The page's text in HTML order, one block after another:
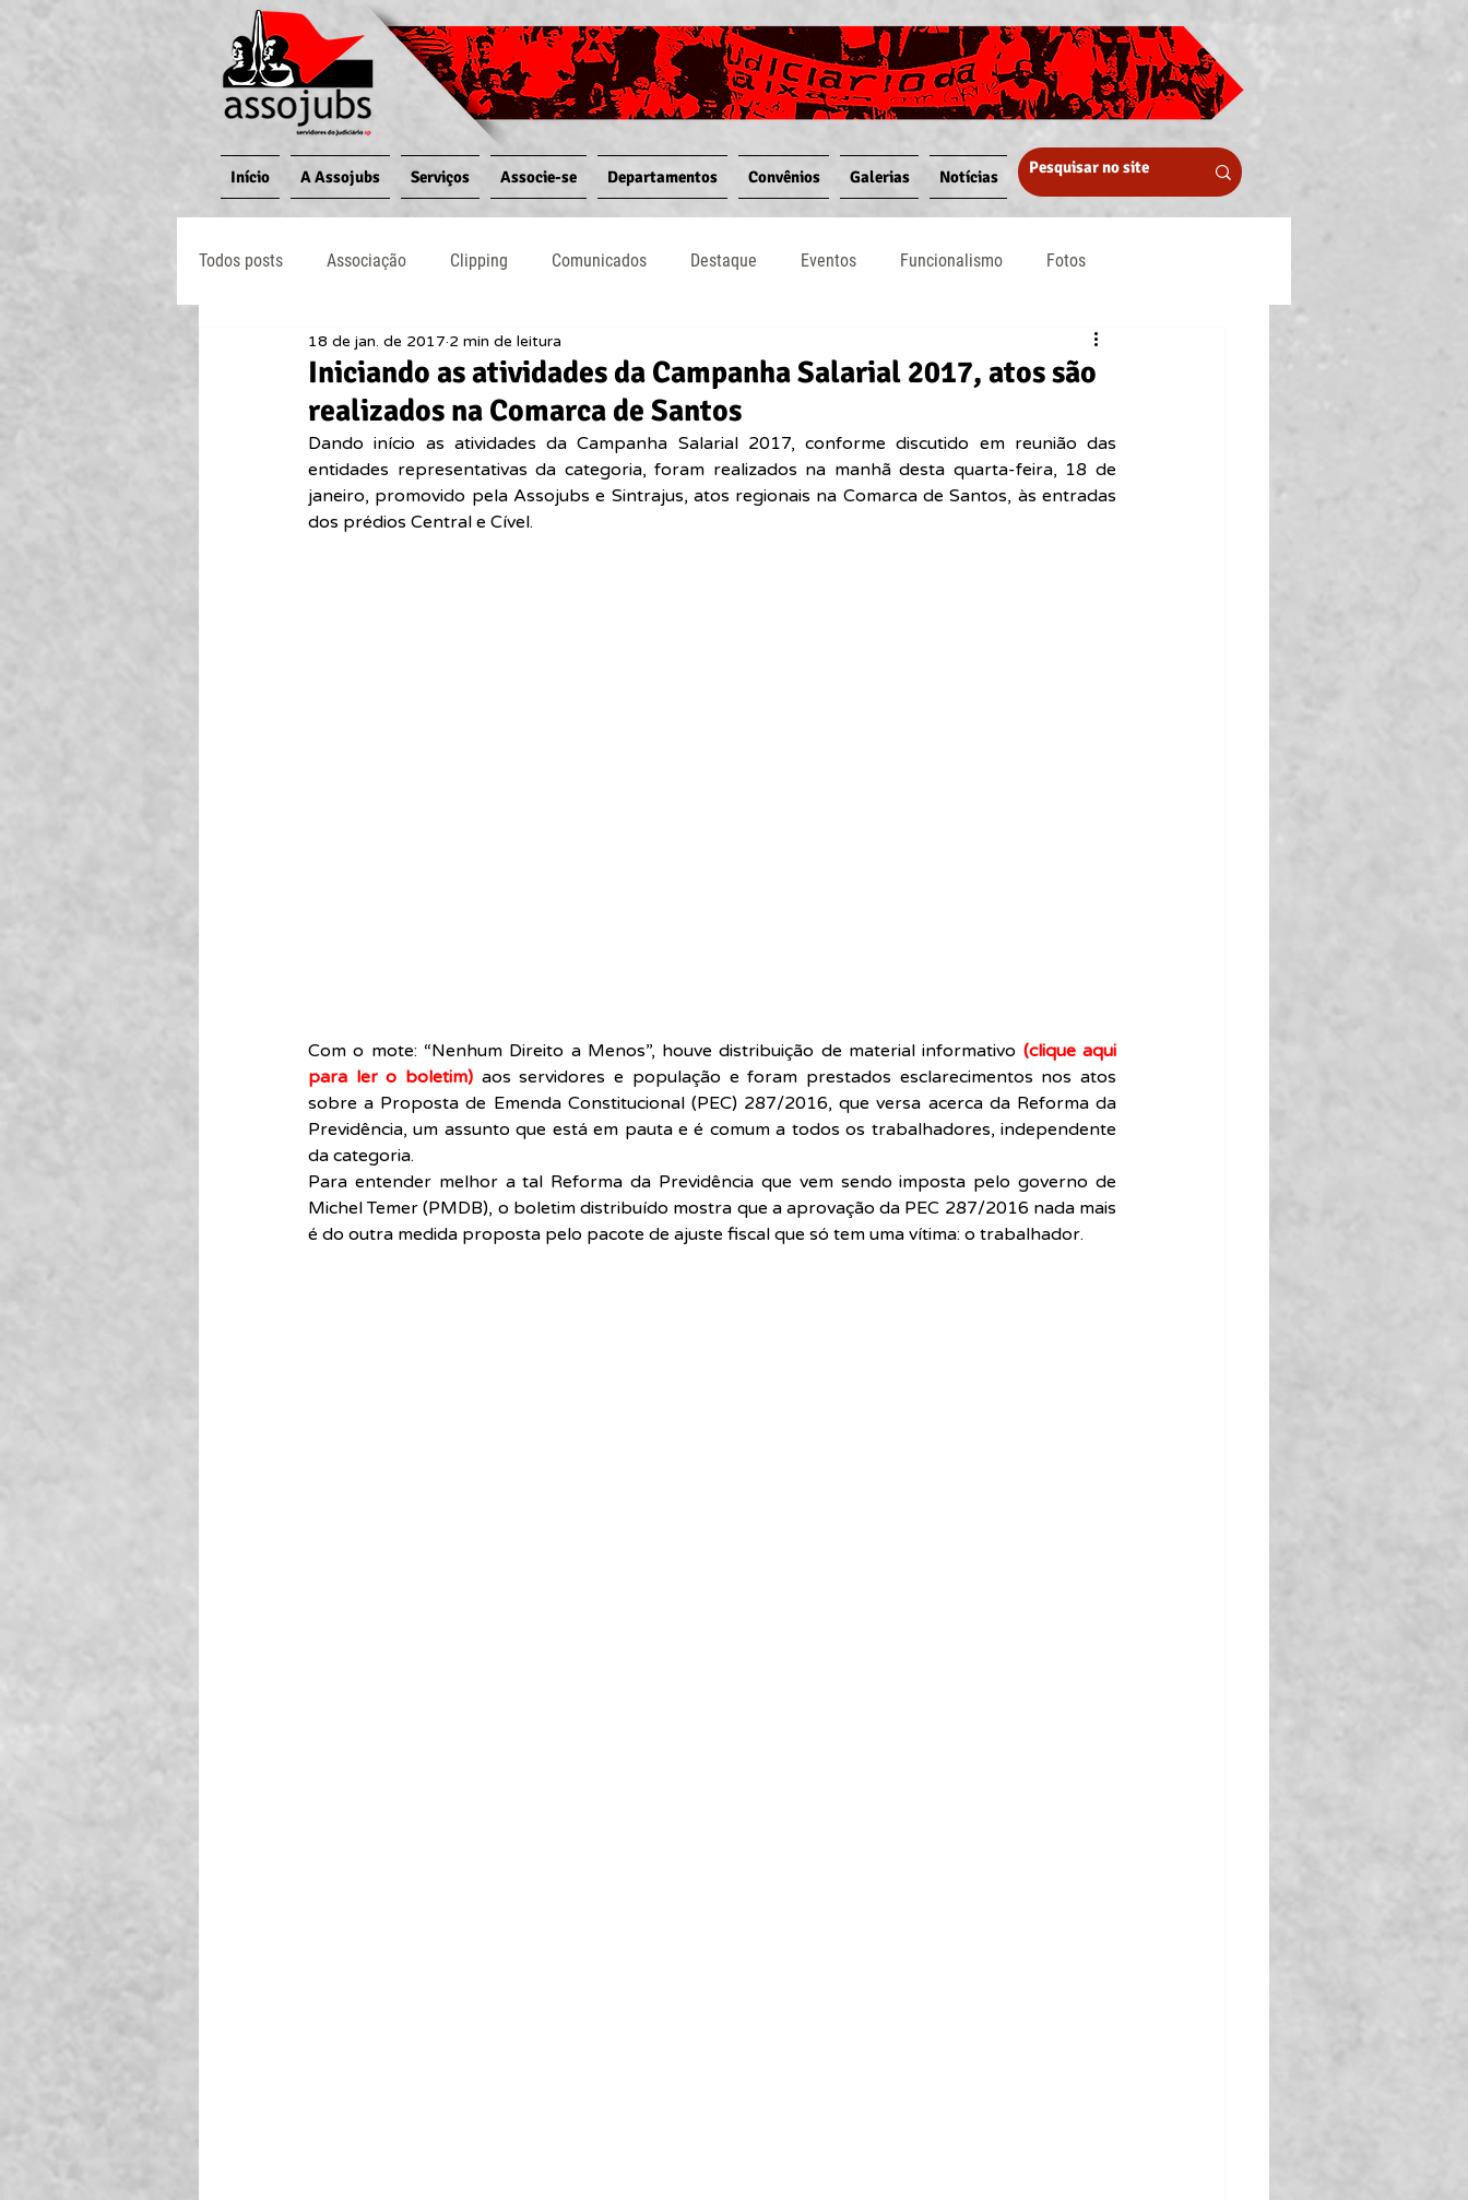
Início A Assojubs Serviços Associe-se Departamentos Convênios Galerias Notícias
Todos posts Associação Clipping Comunicados Destaque Eventos Funcionalismo Fotos
Jornal O Processo Judiciário Notícias
Iniciando as atividades da Campanha Salarial 2017, atos são
realizados na Comarca de Santos
18 de jan. de 2017 2 min de leitura
Dando início as atividades da Campanha Salarial 2017, conforme discutido em reunião das
entidades representativas da categoria, foram realizados na manhã desta quarta-feira, 18 de
janeiro, promovido pela Assojubs e Sintrajus, atos regionais na Comarca de Santos, às entradas
dos prédios Central e Cível.
Com o mote: “Nenhum Direito a Menos”, houve distribuição de material informativo (clique aqui
para ler o boletim) aos servidores e população e foram prestados esclarecimentos nos atos
sobre a Proposta de Emenda Constitucional (PEC) 287/2016, que versa acerca da Reforma da
Previdência, um assunto que está em pauta e é comum a todos os trabalhadores, independente
da categoria.
Para entender melhor a tal Reforma da Previdência que vem sendo imposta pelo governo de
Michel Temer (PMDB), o boletim distribuído mostra que a aprovação da PEC 287/2016 nada mais
é do outra medida proposta pelo pacote de ajuste fiscal que só tem uma vítima: o trabalhador.